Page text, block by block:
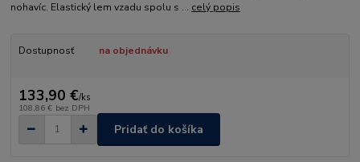
nohavíc. Elastický lem vzadu spolu s ... celý popis
Dostupnosť na objednávku
133,90 €/ks
108,86 € bez DPH
Pridať do košíka